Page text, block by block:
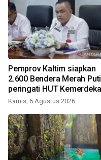
Pemprov Kaltim siapkan
2.600 Bendera Merah
peringati HUT
RI
Kamis, 6 Agustus 2026